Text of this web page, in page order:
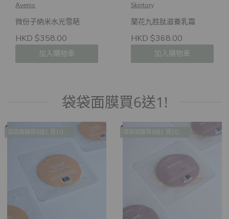
Avenis
微份子納米水光雪葩
HKD $358.00
加入購物車
Skintory
蘭花九胜肽滋養乳霜
HKD $368.00
加入購物車
袋袋面膜買6送1!
袋袋面膜買6送1 買10送2 買14送4 袋袋面膜買6送1 買10送2 買14送4